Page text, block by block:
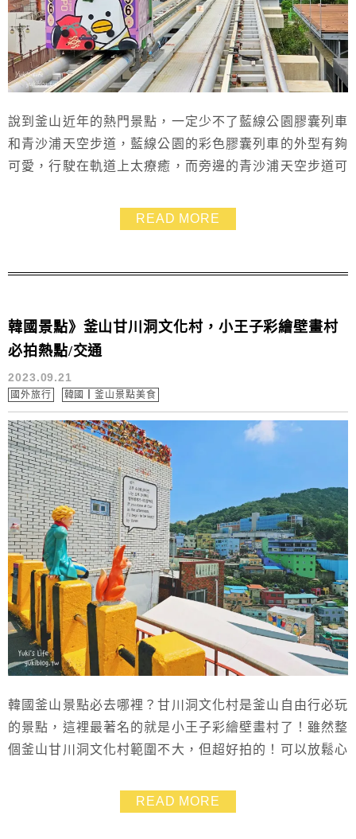
說到釜山近年的熱門景點，一定少不了藍線公園膠囊列車
和青沙浦天空步道，藍線公園的彩色膠囊列車的外型有夠
可愛，行駛在軌道上太療癒，而旁邊的青沙浦天空步道可
膽子~這兩個景點的距離不遠，大家來到釜山的海雲臺附
近遊玩，記得把它們一起排到行程裡喔~~
READ MORE
韓國景點》釜山甘川洞文化村，小王子彩繪壁畫村
必拍熱點/交通
2023.09.21
國外旅行 韓國┃釜山景點美食
韓國釜山景點必去哪裡？甘川洞文化村是釜山自由行必玩
的景點，這裡最著名的就是小王子彩繪壁畫村了！雖然整
個釜山甘川洞文化村範圍不大，但超好拍的！可以放鬆心
很適合午後來散步的網美景點，在這裡大約可以停留1~2
READ MORE